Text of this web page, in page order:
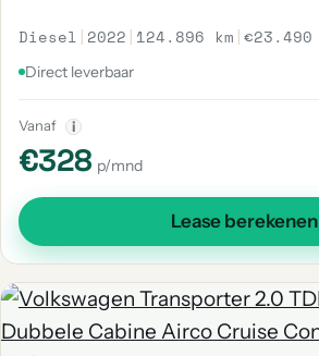
Diesel | 2022 | 124.896 km |€23.490
Direct leverbaar
Vanaf i
€328 p/mnd
Lease berekenen